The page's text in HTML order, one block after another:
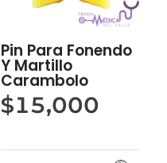
Pin Para Fonendo
Y Martillo
Carambolo
$15,000